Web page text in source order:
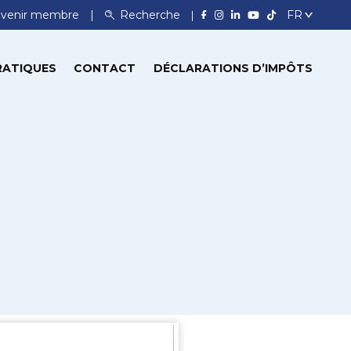
membre Recherche
CONTACT DÉCLARATIONS D’IMPÔTS